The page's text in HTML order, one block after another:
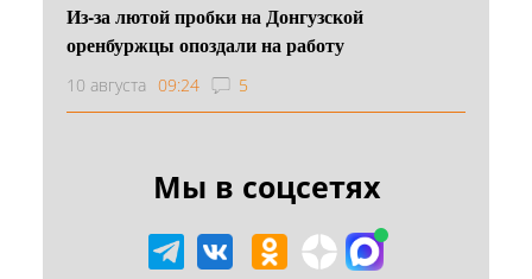
Из-за лютой пробки на Донгузской
оренбуржцы опоздали на работу
10 августа 09:24 5
Мы в соцсетях